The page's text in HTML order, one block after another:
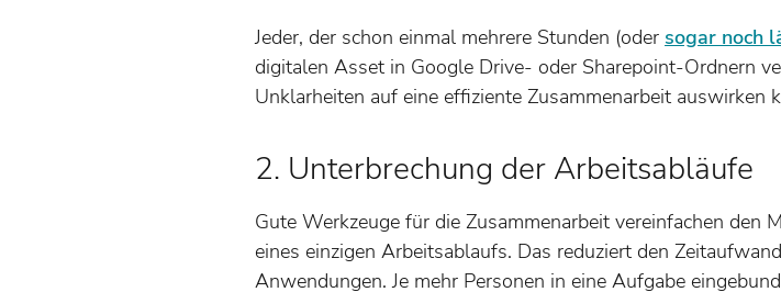
Jeder, der schon einmal mehrere Stunden (oder sogar noch
digitalen Asset in Google Drive- oder Sharepoint-Ordnern
Unklarheiten auf eine effiziente Zusammenarbeit auswirken
2. Unterbrechung der Arbeitsabläufe
Gute Werkzeuge für die Zusammenarbeit vereinfachen
eines einzigen Arbeitsablaufs. Das reduziert den
Anwendungen. Je mehr Personen in eine Aufgabe